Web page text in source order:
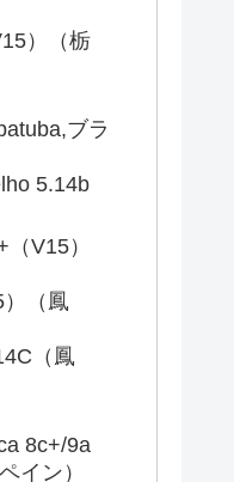
）（栃
ブラ
5.14b
V15）
（鳳
（鳳
8c+/9a
イン）